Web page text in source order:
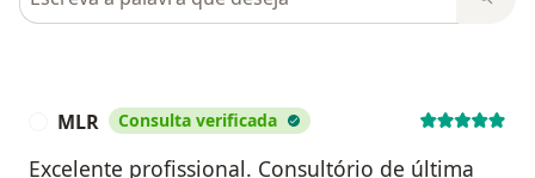
MLR Consulta verificada
Excelente profissional. Consultório de última